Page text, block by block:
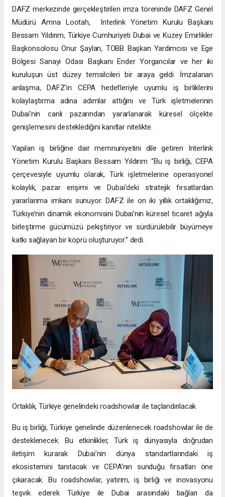
DAFZ merkezinde gerçekleştirilen imza töreninde DAFZ Genel
Müdürü Amna Lootah, Interlink Yönetim Kurulu Başkanı
Bessam Yıldırım, Türkiye Cumhuriyeti Dubai ve Kuzey Emirlikler
Başkonsolosu Onur Şaylan, TOBB Başkan Yardımcısı ve Ege
Bölgesi Sanayi Odası Başkanı Ender Yorgancılar ve her iki
kuruluşun üst düzey temsilcileri bir araya geldi. İmzalanan
anlaşma, DAFZ’ın CEPA hedefleriyle uyumlu iş birliklerini
kolaylaştırma adına adımlar attığını ve Türk işletmelerinin
Dubai’nin canlı pazarından yararlanarak küresel ölçekte
genişlemesini desteklediğini kanıtlar nitelikte.
Yapılan iş birliğine dair memnuniyetini dile getiren Interlink
Yönetim Kurulu Başkanı Bessam Yıldırım “Bu iş birliği, CEPA
çerçevesiyle uyumlu olarak, Türk işletmelerine operasyonel
kolaylık, pazar erişimi ve Dubai’deki stratejik fırsatlardan
yararlanma imkanı sunuyor. DAFZ ile on iki yıllık ortaklığımız,
Türkiye’nin dinamik ekonomisini Dubai’nin küresel ticaret ağıyla
birleştirme gücümüzü pekiştiriyor ve sürdürülebilir büyümeye
katkı sağlayan bir köprü oluşturuyor.” dedi.
Ortaklık, Türkiye genelindeki roadshowlar ile taçlandırılacak
Bu iş birliği, Türkiye genelinde düzenlenecek roadshowlar ile de
desteklenecek. Bu etkinlikler, Türk iş dünyasıyla doğrudan
iletişim kurarak Dubai’nin dünya standartlarındaki iş
ekosistemini tanıtacak ve CEPA’nın sunduğu fırsatları öne
çıkaracak. Bu roadshowlar, yatırım, iş birliği ve inovasyonu
teşvik ederek Türkiye ile Dubai arasındaki bağları da